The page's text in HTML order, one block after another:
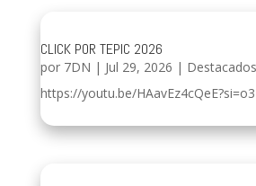
CLICK POR TEPIC 2026
por 7DN | Jul 29, 2026 | Destacados
https://youtu.be/